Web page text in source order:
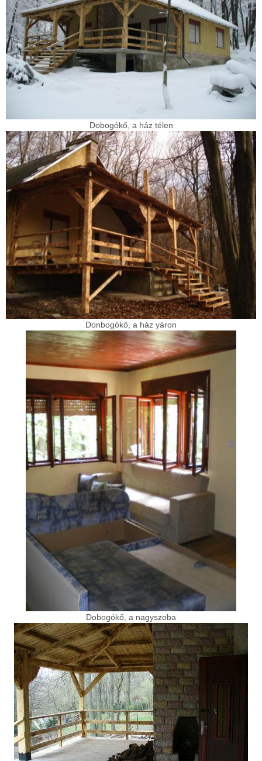
Dobogókő, a ház télen
Donbogókő, a ház yáron
Dobogókő, a nagyszoba